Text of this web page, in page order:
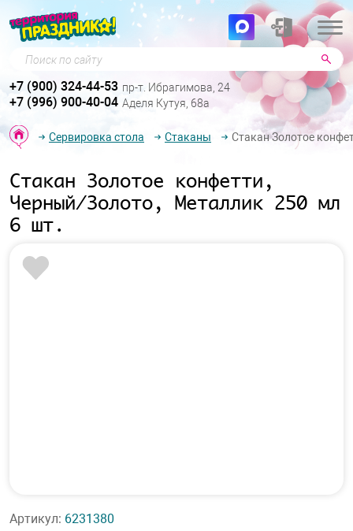
Поиск по сайту
+7 (900) 324-44-53 пр-т. Ибрагимова, 24
+7 (996) 900-40-04 Аделя Кутуя, 68а
Сервировка стола Стаканы Стакан Золотое
Стакан Золотое конфетти,
Черный/Золото, Металлик 250 мл
6 шт.
Артикул: 6231380